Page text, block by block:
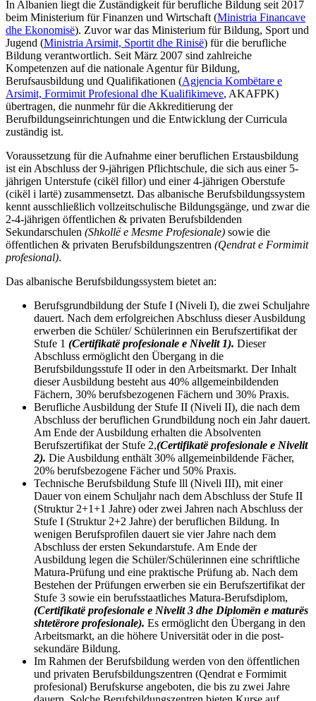
In Albanien liegt die Zuständigkeit für berufliche Bildung seit 2017
beim Ministerium für Finanzen und Wirtschaft (Ministria Financave
dhe Ekonomisë). Zuvor war das Ministerium für Bildung, Sport und
Jugend (Ministria Arsimit, Sportit dhe Rinisë) für die berufliche
Bildung verantwortlich. Seit März 2007 sind zahlreiche
Kompetenzen auf die nationale Agenturfür Bildung,
Berufsausbildung und Qualifikationen (Agjencia Kombëtare e
Arsimit, Formimit Profesional dhe Kualifikimeve, AKAFPK)
übertragen, die nunmehr für die Akkreditierung der
Berufbildungseinrichtungen und die Entwicklung der Curricula
zuständig ist.
Voraussetzung für die Aufnahme einer beruflichen Erstausbildung
ist ein Abschluss der 9-jährigen Pflichtschule, die sich aus einer 5-
jährigen Unterstufe (cikël fillor) und einer 4-jährigen Oberstufe
(cikël i lartë) zusammensetzt. Das albanische Berufsbildungssystem
kennt ausschließlich vollzeitschulische Bildungsgänge, und zwar die
2-4-jährigen öffentlichen & privaten Berufsbildenden
Sekundarschulen (Shkollë e Mesme Profesionale) sowie die
öffentlichen & privaten Berufsbildungszentren (Qendrat e Formimit
profesional).
Das albanische Berufsbildungssystem bietet an:
Berufsgrundbildung der Stufe I (Niveli I), die zwei Schuljahre
dauert. Nach dem erfolgreichen Abschluss dieser Ausbildung
erwerben die Schüler/ Schülerinnen ein Berufszertifikat der
Stufe 1 (Certifikatë profesionale e Nivelit 1). Dieser
Abschluss ermöglicht den Übergang in die
Berufsbildungsstufe II oder in den Arbeitsmarkt. Der Inhalt
dieser Ausbildung besteht aus 40% allgemeinbildenden
Fächern, 30% berufsbezogenen Fächern und 30% Praxis.
Berufliche Ausbildung der Stufe II (Niveli II), die nach dem
Abschluss der beruflichen Grundbildung noch ein Jahr dauert.
Am Ende der Ausbildung erhalten die Absolventen
Berufszertifikat der Stufe 2,(Certifikatë profesionale e Nivelit
2). Die Ausbildung enthält 30% allgemeinbildende Fächer,
20% berufsbezogene Fächer und 50% Praxis.
Technische Berufsbildung Stufe lll (Niveli III), mit einer
Dauer von einem Schuljahr nach dem Abschluss der Stufe II
(Struktur 2+1+1 Jahre) oder zwei Jahren nach Abschluss der
Stufe I (Struktur 2+2 Jahre) der beruflichen Bildung. In
wenigen Berufsprofilen dauert sie vier Jahre nach dem
Abschluss der ersten Sekundarstufe. Am Ende der
Ausbildung legen die Schüler/Schülerinnen eine schriftliche
Matura-Prüfung und eine praktische Prüfung ab. Nach dem
Bestehen der Prüfungen erwerben sie ein Berufszertifikat der
Stufe 3 sowie ein berufsstaatliches Matura-Berufsdiplom,
(Certifikatë profesionale e Nivelit 3 dhe Diplomën e maturës
shtetërore profesionale). Es ermöglicht den Übergang in den
Arbeitsmarkt, an die höhere Universität oder in die post-
sekundäre Bildung.
Im Rahmen der Berufsbildung werden von den öffentlichen
und privaten Berufsbildungszentren (Qendrat e Formimit
profesional) Berufskurse angeboten, die bis zu zwei Jahre